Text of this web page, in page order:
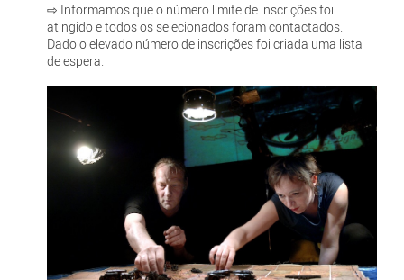
⇨ Informamos que o número limite de inscrições foi
atingido e todos os selecionados foram contactados.
Dado o elevado número de inscrições foi criada uma lista
de espera.